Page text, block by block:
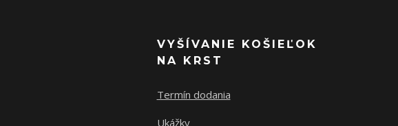
VYŠÍVANIE KOŠIEĽOK
NA KRST
Termín dodania
Ukážky